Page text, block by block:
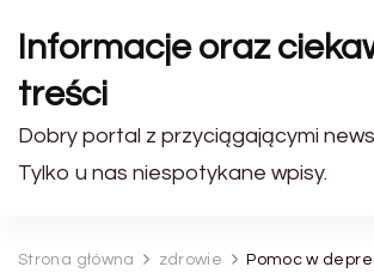
Informacje oraz
treści
Dobry portal z przyciągającymi
Tylko u nas niespotykane wpisy.
Strona główna zdrowie
Pomoc w